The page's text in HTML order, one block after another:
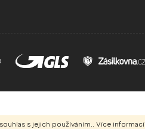
s jejich používáním.. Více informací